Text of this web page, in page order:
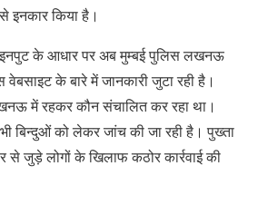
किया है।
इनपुट के आधार पर अब मुम्बई पुलिस लखनऊ
के बारे में जानकारी जुटा रही है।
में रहकर कौन संचालित कर रहा था।
बिन्दुओं को लेकर जांच की जा रही है। पुख्ता
से जुड़े लोगों के खिलाफ कठोर कार्रवाई की